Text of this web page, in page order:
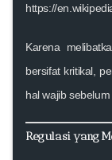
https://
Karena
bersifat kritikal,
hal wajib
Regulasi yang